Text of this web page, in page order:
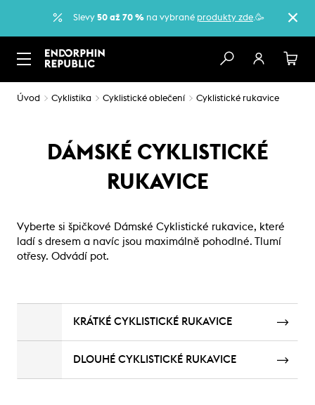
Slevy 50 až 70 % na vybrané produkty zde.🥳
Úvod Cyklistika Cyklistické oblečení Cyklistické rukavice
DÁMSKÉ CYKLISTICKÉ
RUKAVICE
Vyberte si špičkové Dámské Cyklistické rukavice, které
ladí s dresem a navíc jsou maximálně pohodlné. Tlumí
otřesy. Odvádí pot.
KRÁTKÉ CYKLISTICKÉ RUKAVICE
DLOUHÉ CYKLISTICKÉ RUKAVICE